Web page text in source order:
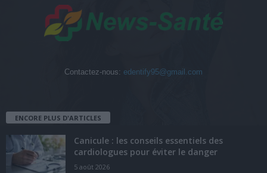
Contactez-nous: edentify95@gmail.com
ENCORE PLUS D'ARTICLES
Canicule : les conseils essentiels des
cardiologues pour éviter le danger
5 août 2026